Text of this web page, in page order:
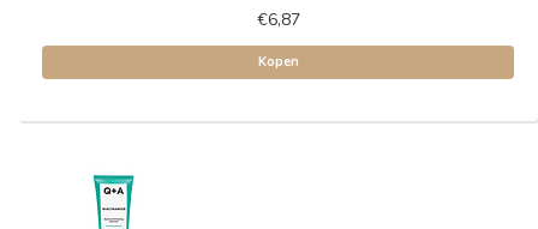
€6,87
Kopen